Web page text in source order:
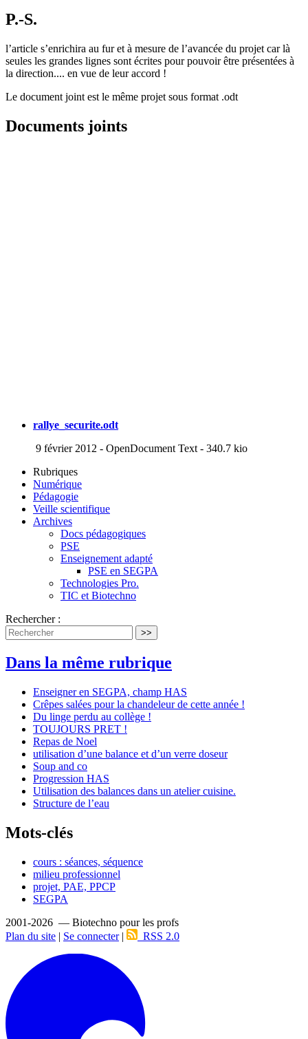
P.-S.
l’article s’enrichira au fur et à mesure de l’avancée du projet car là
seules les grandes lignes sont écrites pour pouvoir être présentées à
la direction.... en vue de leur accord !
Le document joint est le même projet sous format .odt
Documents joints
rallye_securite.odt
9 février 2012 - OpenDocument Text - 340.7 kio
Rubriques
Numérique
Pédagogie
Veille scientifique
Archives
Docs pédagogiques
PSE
Enseignement adapté
PSE en SEGPA
Technologies Pro.
TIC et Biotechno
Rechercher :
>>
Dans la même rubrique
Enseigner en SEGPA, champ HAS
Crêpes salées pour la chandeleur de cette année !
Du linge perdu au collège !
TOUJOURS PRET !
Repas de Noel
utilisation d’une balance et d’un verre doseur
Soup and co
Progression HAS
Utilisation des balances dans un atelier cuisine.
Structure de l’eau
Mots-clés
cours : séances, séquence
milieu professionnel
projet, PAE, PPCP
SEGPA
2001-2026 — Biotechno pour les profs
Plan du site | Se connecter| RSS 2.0